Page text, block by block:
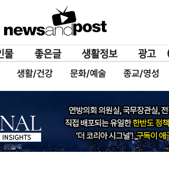
생활/건강 문화/예술 종교/영성